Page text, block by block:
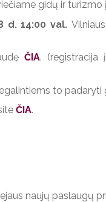
gidų ir
d. 14:00 val.
ČIA. (registracija
to
ČIA.
naujų paslaugų